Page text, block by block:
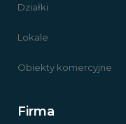
Działki
Lokale
Obiekty komercyjne
Firma